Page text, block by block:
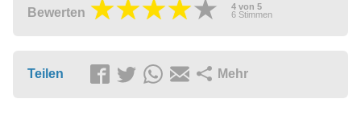
Bewerten 4 von 5
6 Stimmen
Teilen Mehr